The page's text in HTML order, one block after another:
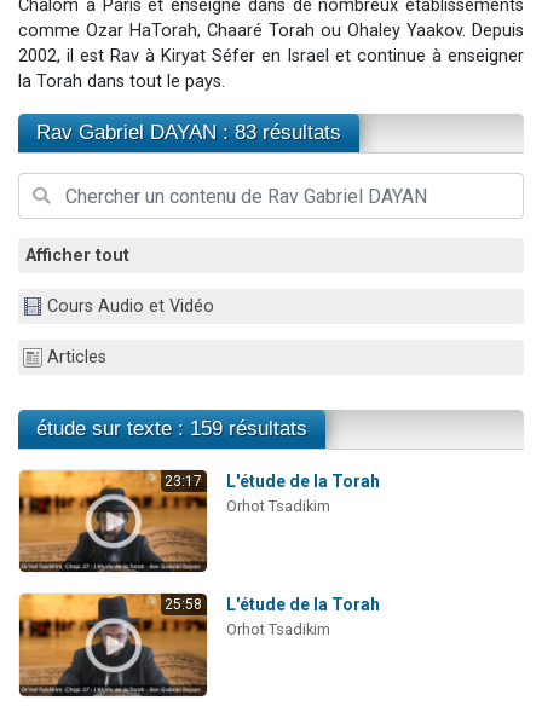
3 personnes viennent de nous rejoindre sur WhatsApp
11 personnes viennent de demander une bénédiction
Il reste 49 places pour étudier en groupe sur Zoom
3 personnes viennent de faire un don pour Diane, 80 ans, dans un appartement insalubre
Chalom à Paris et enseigne dans de nombreux établissements
comme Ozar HaTorah, Chaaré Torah ou Ohaley Yaakov. Depuis
2002, il est Rav à Kiryat Séfer en Israel et continue à enseigner
la Torah dans tout le pays.
Rav Gabriel DAYAN : 83 résultats
Afficher tout
Cours Audio et Vidéo
Articles
étude sur texte : 159 résultats
23:17 L'étude de la Torah
Orhot Tsadikim
25:58 L'étude de la Torah
Orhot Tsadikim